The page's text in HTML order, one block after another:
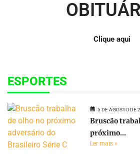
Clique aqui
ESPORTES
5 DE AGOSTO DE
Bruscão
próximo...
Ler mais »